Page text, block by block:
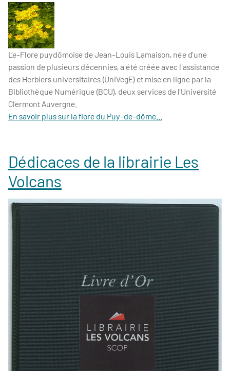
L’e-Flore puydômoise de Jean-Louis Lamaison, née d’une
passion de plusieurs décennies, a été créée avec l'assistance
des Herbiers universitaires (UniVegE) et mise en ligne par la
Bibliothèque Numérique (BCU), deux services de l’Université
Clermont Auvergne.
En savoir plus sur la flore du Puy-de-dôme...
Dédicaces de la librairie Les
Volcans